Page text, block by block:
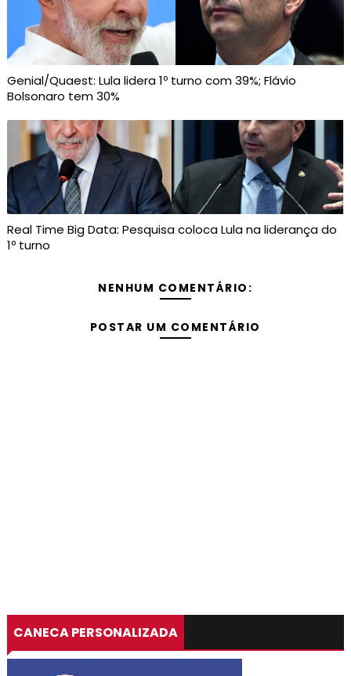
Genial/Quaest: Lula lidera 1º turno com 39%; Flávio
Bolsonaro tem 30%
Real Time Big Data: Pesquisa coloca Lula na liderança do
1º turno
NENHUM COMENTÁRIO:
POSTAR UM COMENTÁRIO
CANECA PERSONALIZADA